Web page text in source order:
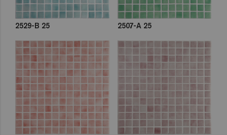
2529-B 25 2507-A 25